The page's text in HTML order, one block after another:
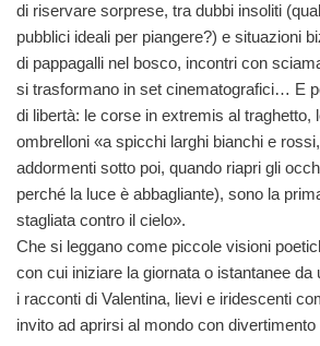
di riservare sorprese, tra dubbi insoliti
pubblici ideali per piangere?) e situazioni
di pappagalli nel bosco, incontri con
si trasformano in set cinematografici… E
di libertà: le corse in extremis al traghetto,
ombrelloni «a spicchi larghi bianchi e
addormenti sotto poi, quando riapri gli
perché la luce è abbagliante), sono la
stagliata contro il cielo».
Che si leggano come piccole visioni
con cui iniziare la giornata o istantanee da
i racconti di Valentina, lievi e iridescenti
invito ad aprirsi al mondo con